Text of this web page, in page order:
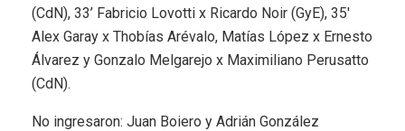
(CdN), 33’ Fabricio Lovotti x Ricardo Noir (GyE), 35′
Alex Garay x Thobías Arévalo, Matías López x Ernesto
Álvarez y Gonzalo Melgarejo x Maximiliano Perusatto
(CdN).
No ingresaron: Juan Boiero y Adrián González